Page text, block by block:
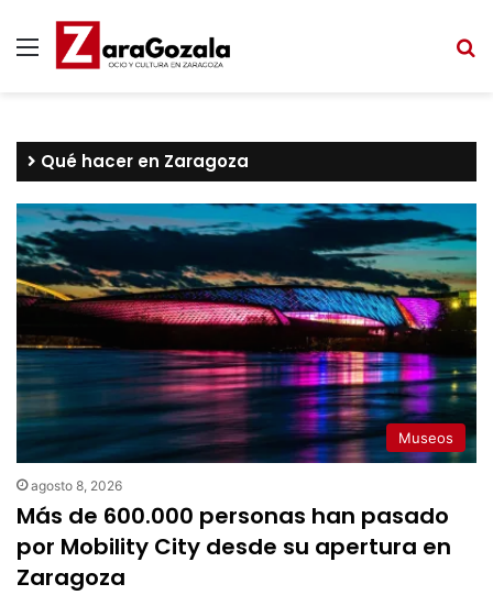
Menú
Qué hacer en Zaragoza
Museos
agosto 8, 2026
Más de 600.000 personas han pasado
por Mobility City desde su apertura en
Zaragoza